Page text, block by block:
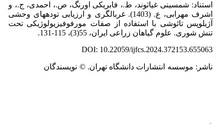
استناد: شمسینی غیاثوند، ط.، فابریکی اورنگ، ص.، احمدی، ج.، و
اشرف مهرابی، ع. (1403). غربالگری و ارزیابی تودههای وحشی
آژیلوپس تائوشی با استفاده از صفات مورفوفیزیولوژیکی تحت
تنش شوری. علوم گیاهان زراعی ایران، 55(3)، 115-131.
DOI: 10.22059/ijfcs.2024.372153.655063
ناشر: موسسه انتشارات دانشگاه تهران. © نویسندگان